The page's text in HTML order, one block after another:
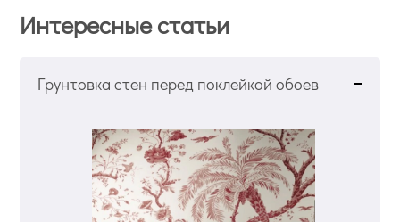
Интересные статьи
Грунтовка стен перед поклейкой обоев